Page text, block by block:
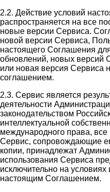
2.2. Действие условий
распространяется на все
новые версии Сервиса.
новой версии Сервиса,
настоящего Соглашения
обновлений, новых версий
или новая версия Сервиса
соглашением.
2.3. Сервис является
деятельности
законодательством
интеллектуальной
международного права,
Сервис, сопровождающие
копии, принадлежат
использования Сервиса
исключительно на
настоящим Соглашением.